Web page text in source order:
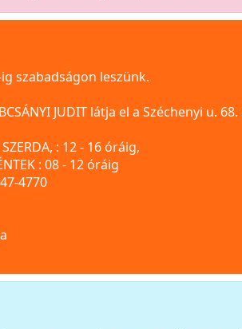
szabadságon leszünk.
JUDIT látja el a Széchenyi u.
: 12 - 16 óráig,
: 08 - 12 óráig
4770